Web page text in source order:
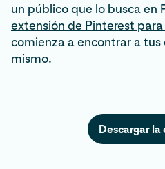
un público que lo busca en
extensión de Pinterest
comienza a encontrar a
mismo.
Descargar la